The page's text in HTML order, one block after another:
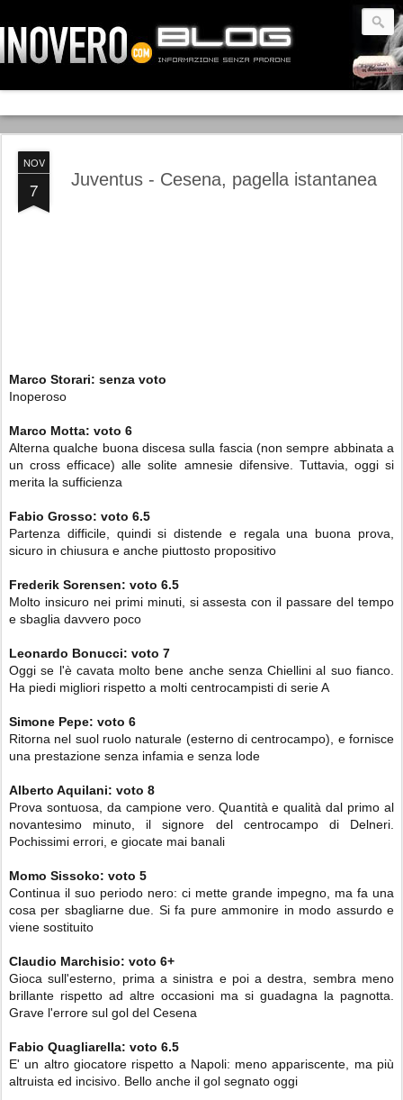
NOV
7 Juventus - Cesena, pagella istantanea
Marco Storari: senza voto
Inoperoso
Marco Motta: voto 6
Alterna qualche buona discesa sulla fascia (non sempre abbinata a
un cross efficace) alle solite amnesie difensive. Tuttavia, oggi si
merita la sufficienza
Fabio Grosso: voto 6.5
Partenza difficile, quindi si distende e regala una buona prova,
sicuro in chiusura e anche piuttosto propositivo
Frederik Sorensen: voto 6.5
Molto insicuro nei primi minuti, si assesta con il passare del tempo
e sbaglia davvero poco
Leonardo Bonucci: voto 7
Oggi se l'è cavata molto bene anche senza Chiellini al suo fianco.
Ha piedi migliori rispetto a molti centrocampisti di serie A
Simone Pepe: voto 6
Ritorna nel suol ruolo naturale (esterno di centrocampo), e fornisce
una prestazione senza infamia e senza lode
Alberto Aquilani: voto 8
Prova sontuosa, da campione vero. Quantità e qualità dal primo al
novantesimo minuto, il signore del centrocampo di Delneri.
Pochissimi errori, e giocate mai banali
Momo Sissoko: voto 5
Continua il suo periodo nero: ci mette grande impegno, ma fa una
cosa per sbagliarne due. Si fa pure ammonire in modo assurdo e
viene sostituito
Claudio Marchisio: voto 6+
Gioca sull'esterno, prima a sinistra e poi a destra, sembra meno
brillante rispetto ad altre occasioni ma si guadagna la pagnotta.
Grave l'errore sul gol del Cesena
Fabio Quagliarella: voto 6.5
E' un altro giocatore rispetto a Napoli: meno appariscente, ma più
altruista ed incisivo. Bello anche il gol segnato oggi